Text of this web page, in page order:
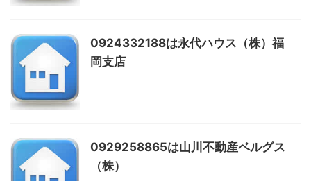
0924332188は永代ハウス（株）福
岡支店
0929258865は山川不動産ベルグス
（株）